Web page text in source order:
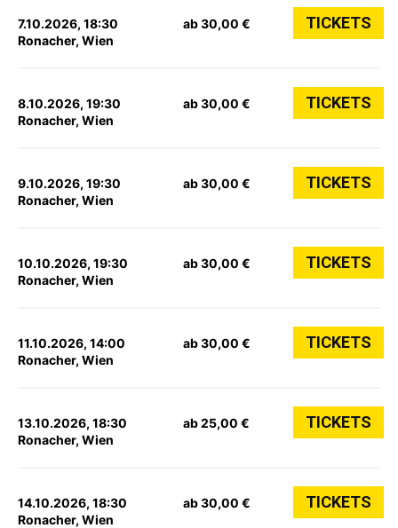
7.10.2026, 18:30
Ronacher, Wien
ab 30,00 € TICKETS
8.10.2026, 19:30
Ronacher, Wien
ab 30,00 € TICKETS
9.10.2026, 19:30
Ronacher, Wien
ab 30,00 € TICKETS
10.10.2026, 19:30
Ronacher, Wien
ab 30,00 € TICKETS
11.10.2026, 14:00
Ronacher, Wien
ab 30,00 € TICKETS
13.10.2026, 18:30
Ronacher, Wien
ab 25,00 € TICKETS
14.10.2026, 18:30
Ronacher, Wien
ab 30,00 € TICKETS